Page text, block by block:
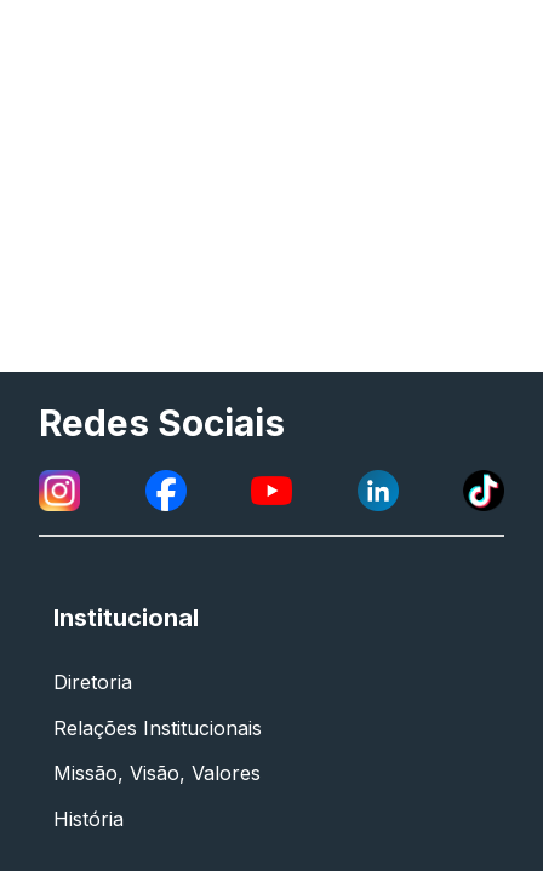
Redes Sociais
Institucional
Diretoria
Relações Institucionais
Missão, Visão, Valores
História